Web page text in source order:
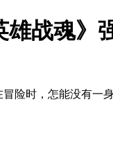
雄战魂》
险时，怎能没有一